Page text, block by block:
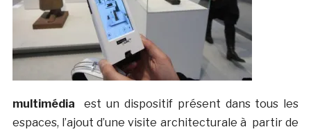
multimédia est un dispositif présent dans tous les
espaces, l’ajout d’une visite architecturale à partir de